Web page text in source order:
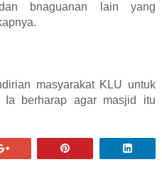
bnaguanan lain yang
masyarakat KLU untuk
Ia berharap agar masjid itu